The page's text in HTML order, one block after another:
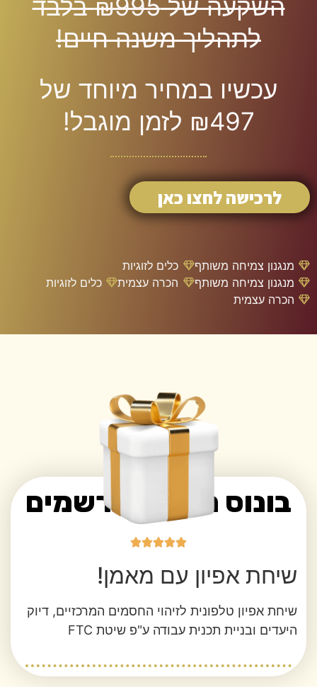
השקעה של ₪995 בלבד
לתהליך משנה חיים!
עכשיו במחיר מיוחד של
₪497 לזמן מוגבל!
לרכישה לחצו כאן
מנגנון צמיחה משותף
כלים לזוגיות
מנגנון צמיחה משותף
הכרה עצמית
כלים לזוגיות
הכרה עצמית
בונוס מיוחד לנרשמים





שיחת אפיון עם מאמן!
שיחת אפיון טלפונית לזיהוי החסמים המרכזיים, דיוק
היעדים ובניית תכנית עבודה ע"פ שיטת FTC